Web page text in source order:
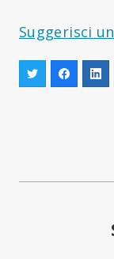
Suggerisci